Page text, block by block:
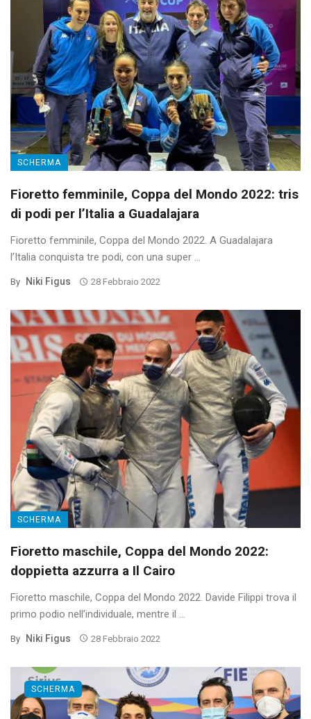
SCHERMA
Fioretto femminile, Coppa del Mondo 2022: tris
di podi per l’Italia a Guadalajara
Fioretto femminile, Coppa del Mondo 2022. A Guadalajara
l’Italia conquista tre podi, con una super ...
By Niki Figus 28 Febbraio 2022
SCHERMA
Fioretto maschile, Coppa del Mondo 2022:
doppietta azzurra a Il Cairo
Fioretto maschile, Coppa del Mondo 2022. Davide Filippi trova il
primo podio nell’individuale, mentre il ...
By Niki Figus 28 Febbraio 2022
SCHERMA